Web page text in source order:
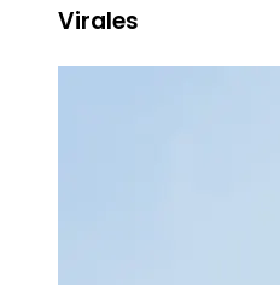
Virales